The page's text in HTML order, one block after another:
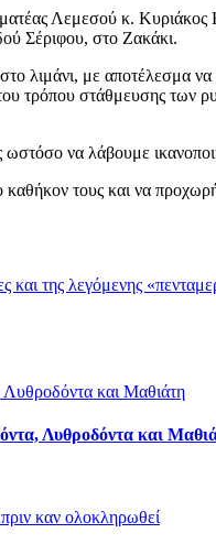
Λεμεσού κ.
Σέριφου, στο Ζακάκι.
λιμάνι, με
τρόπου στάθμευσης των
να λάβουμε
τους και να
της λεγόμενης
Λυθροδόντα και